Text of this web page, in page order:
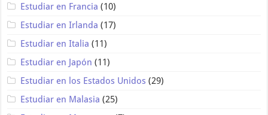
Estudiar en Francia (10)
Estudiar en Irlanda (17)
Estudiar en Italia (11)
Estudiar en Japón (11)
Estudiar en los Estados Unidos (29)
Estudiar en Malasia (25)